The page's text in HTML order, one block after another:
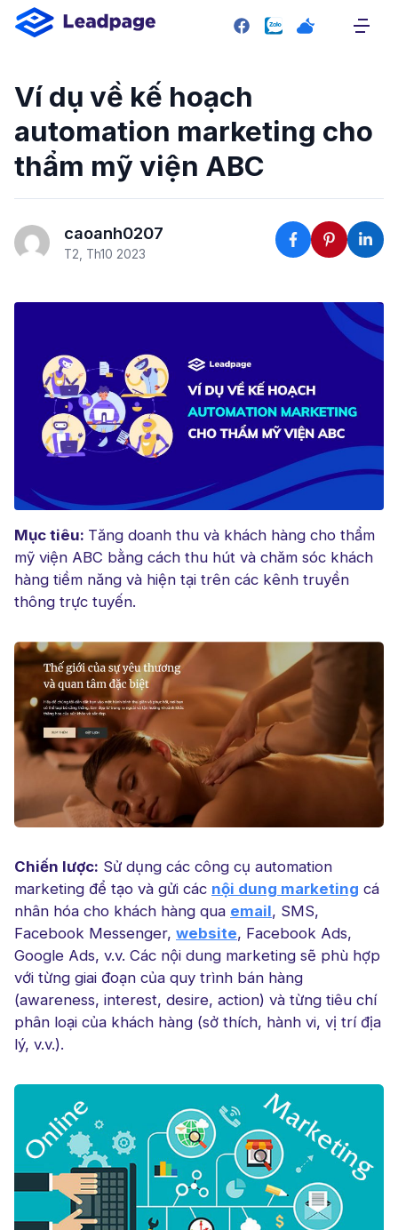
SITEMAP
Giới thiệu
Giao diện mẫu
Bảng giá
RESOURCE
Blog
Ví dụ về kế hoạch
automation marketing cho
thẩm mỹ viện ABC
caoanh0207
T2, Th10 2023
Mục tiêu: Tăng doanh thu và khách hàng cho thẩm
mỹ viện ABC bằng cách thu hút và chăm sóc khách
hàng tiềm năng và hiện tại trên các kênh truyền
thông trực tuyến.
Chiến lược: Sử dụng các công cụ automation
marketing để tạo và gửi các nội dung marketing cá
nhân hóa cho khách hàng qua email, SMS,
Facebook Messenger, website, Facebook Ads,
Google Ads, v.v. Các nội dung marketing sẽ phù hợp
với từng giai đoạn của quy trình bán hàng
(awareness, interest, desire, action) và từng tiêu chí
phân loại của khách hàng (sở thích, hành vi, vị trí địa
lý, v.v.).